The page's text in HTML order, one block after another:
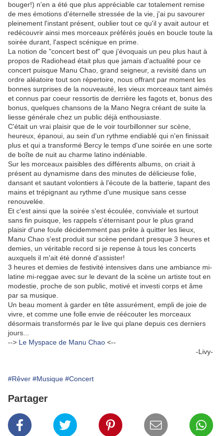
bouger!) n'en a été que plus appréciable car totalement remise
de mes émotions d'éternelle stressée de la vie, j'ai pu savourer
pleinement l'instant présent, oublier tout ce qu'il y avait autour et
redécouvrir ainsi mes morceaux préférés joués en boucle toute la
soirée durant, l'aspect scénique en prime.
La notion de "concert best of" que j'évoquais un peu plus haut à
propos de Radiohead était plus que jamais d'actualité pour ce
concert puisque Manu Chao, grand seigneur, a revisité dans un
ordre aléatoire tout son répertoire, nous offrant par moment les
bonnes surprises de la nouveauté, les vieux morceaux tant aimés
et connus par coeur ressortis de derrière les fagots et, bonus des
bonus, quelques chansons de la Mano Negra créant de suite la
liesse générale chez un public déjà enthousiaste.
C'était un vrai plaisir que de le voir tourbillonner sur scène,
heureux, épanoui, au sein d'un rythme endiablé qui n'en finissait
plus et qui a transformé Bercy le temps d'une soirée en une sorte
de boîte de nuit au charme latino indéniable.
Sur les morceaux paisibles des différents albums, on criait à
présent au dynamisme dans des minutes de délicieuse folie,
dansant et sautant volontiers à l'écoute de la batterie, tapant des
mains et trépignant au rythme d'une musique sans cesse
renouvelée.
Et c'est ainsi que la soirée s'est écoulée, conviviale et surtout
sans fin puisque, les rappels s'éternisant pour le plus grand
plaisir d'une foule décidemment pas prête à quitter les lieux,
Manu Chao s'est produit sur scène pendant presque 3 heures et
demies, un véritable record si je repense à tous les concerts
auxquels il m'ait été donné d'assister!
3 heures et demies de festivité intensives dans une ambiance mi-
latine mi-reggae avec sur le devant de la scène un artiste tout en
modestie, proche de son public, motivé et investi corps et âme
par sa musique.
Un beau moment à garder en tête assurément, empli de joie de
vivre, et comme une folle envie de réécouter les morceaux
désormais transformés par le live qui plane depuis ces derniers
jours...
--> Le Myspace de Manu Chao <--
-Livy-
#Rêver #Musique #Concert
Partager